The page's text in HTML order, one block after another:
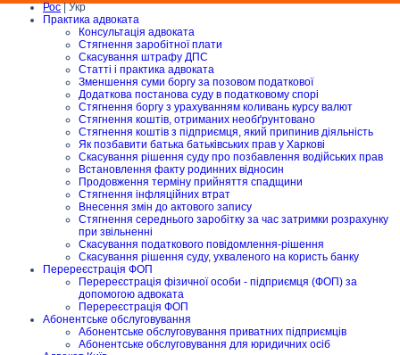
Рос| Укр
Практика адвоката
Консультація адвоката
Стягнення заробітної плати
Скасування штрафу ДПС
Статті і практика адвоката
Зменшення суми боргу за позовом податкової
Додаткова постанова суду в податковому спорі
Стягнення боргу з урахуванням коливань курсу валют
Стягнення коштів, отриманих необґрунтовано
Стягнення коштів з підприємця, який припинив діяльність
Як позбавити батька батьківських прав у Харкові
Скасування рішення суду про позбавлення водійських прав
Встановлення факту родинних відносин
Продовження терміну прийняття спадщини
Стягнення інфляційних втрат
Внесення змін до актового запису
Стягнення середнього заробітку за час затримки розрахунку
при звільненні
Скасування податкового повідомлення-рішення
Скасування рішення суду, ухваленого на користь банку
Перереєстрація ФОП
Перереєстрація фізичної особи - підприємця (ФОП) за
допомогою адвоката
Перереєстрація ФОП
Абонентське обслуговування
Абонентське обслуговування приватних підприємців
Абонентське обслуговування для юридичних осіб